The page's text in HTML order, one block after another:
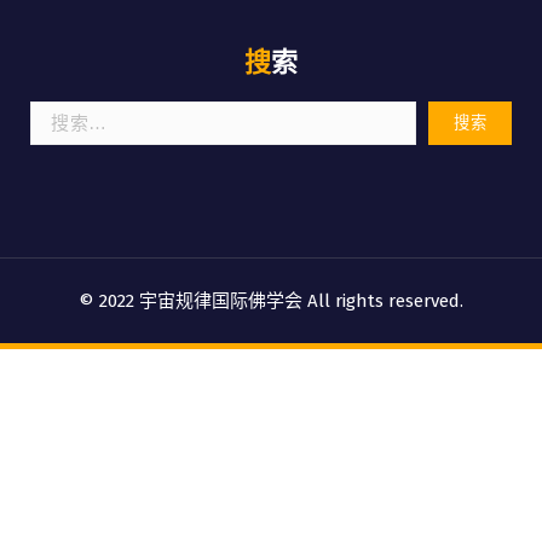
搜索
索：
© 2022 宇宙规律国际佛学会 All rights reserved.